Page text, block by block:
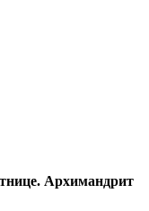
Архимандрит